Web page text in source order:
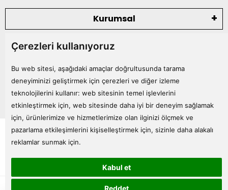
Çerezleri kullanıyoruz
Bu web sitesi, aşağıdaki amaçlar doğrultusunda tarama
deneyiminizi geliştirmek için çerezleri ve diğer izleme
teknolojilerini kullanır: web sitesinin temel işlevlerini
etkinleştirmek için, web sitesinde daha iyi bir deneyim sağlamak
için, ürünlerimize ve hizmetlerimize olan ilginizi ölçmek ve
pazarlama etkileşimlerini kişiselleştirmek için, sizinle daha alakalı
reklamlar sunmak için.
Kabul et
Reddet
Kurumsal
Kategoriler
Bize Ulaşın
Tüm bilgileriniz 256bit SSL Sertifikası ile korunmaktadır.
© 2024
superKET E-ticaret ve Pazaryeri Entegrasyon Çözümleri